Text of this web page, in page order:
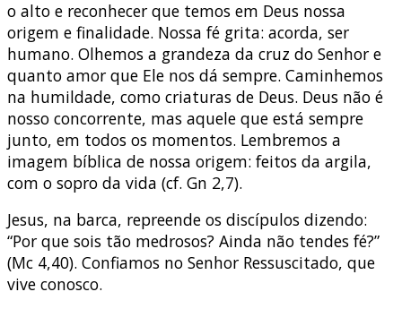
o alto e reconhecer que temos em Deus nossa
origem e finalidade. Nossa fé grita: acorda, ser
humano. Olhemos a grandeza da cruz do Senhor e
quanto amor que Ele nos dá sempre. Caminhemos
na humildade, como criaturas de Deus. Deus não é
nosso concorrente, mas aquele que está sempre
junto, em todos os momentos. Lembremos a
imagem bíblica de nossa origem: feitos da argila,
com o sopro da vida (cf. Gn 2,7).
Jesus, na barca, repreende os discípulos dizendo:
“Por que sois tão medrosos? Ainda não tendes fé?”
(Mc 4,40). Confiamos no Senhor Ressuscitado, que
vive conosco.